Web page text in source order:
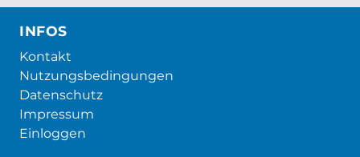
INFOS
Kontakt
Nutzungsbedingungen
Datenschutz
Impressum
Einloggen